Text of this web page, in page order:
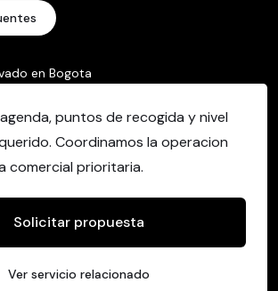
en Bogota
puntos de recogida y nivel
Coordinamos la operacion
comercial prioritaria.
Solicitar propuesta
Ver servicio relacionado